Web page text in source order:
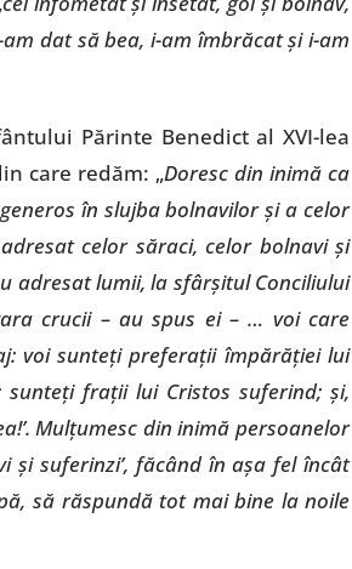
dat să bea, i-am îmbrăcat şi i-am
Părinte Benedict al XVI-lea
care redăm: „Doresc din inimă ca
în slujba bolnavilor şi a celor
celor săraci, celor bolnavi şi
adresat lumii, la sfârşitul Conciliului
crucii – au spus ei – … voi care
voi sunteţi preferaţii împărăţiei lui
fraţii lui Cristos suferind; şi,
Mulţumesc din inimă persoanelor
şi suferinzi’, făcând în aşa fel încât
să răspundă tot mai bine la noile